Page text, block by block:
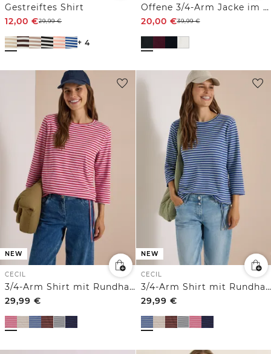
Gestreiftes Shirt
12,00 €29,99€
+ 4
Offene 3/4-Arm Jacke im Ajour-Look
20,00 €39,99€
NEW
CECIL
3/4-Arm Shirt mit Rundhals und Streifen
29,99 €
NEW
CECIL
3/4-Arm Shirt mit Rundhals und Streifen
29,99 €